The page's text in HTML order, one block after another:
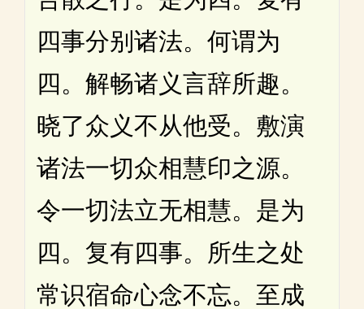
四事分别诸法。何谓为
四。解畅诸义言辞所趣。
晓了众义不从他受。敷演
诸法一切众相慧印之源。
令一切法立无相慧。是为
四。复有四事。所生之处
常识宿命心念不忘。至成